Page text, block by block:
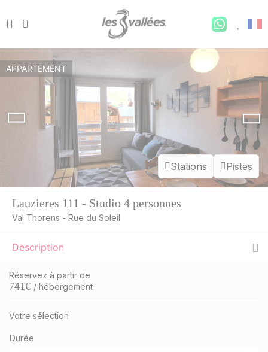
Stations Pistes
APPARTEMENT
Lauzieres 111 - Studio 4 personnes
Val Thorens - Rue du Soleil
Description
Réservez à partir de
741€ / hébergement
Votre sélection
Durée